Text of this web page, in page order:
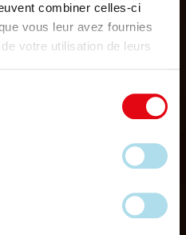
combiner celles-ci
vous leur avez fournies
votre utilisation de leurs